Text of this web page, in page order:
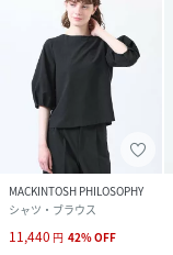
MACKINTOSH PHILOSOPHY
シャツ・ブラウス
11,440 円 42%OFF